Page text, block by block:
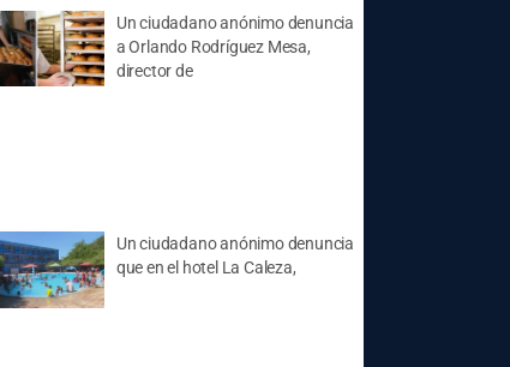
Un ciudadano anónimo denuncia
a Orlando Rodríguez Mesa,
director de
Un ciudadano anónimo denuncia
que en el hotel La Caleza,